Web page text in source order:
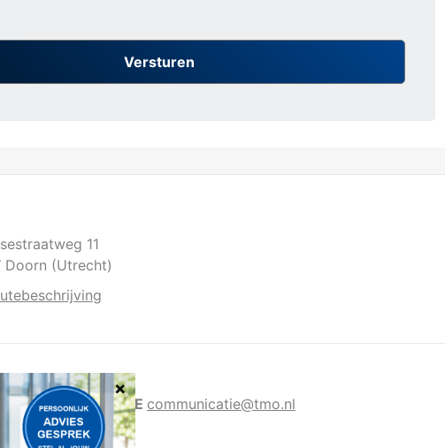
11
Doorn (Utrecht)
80 E communicatie@tmo.nl